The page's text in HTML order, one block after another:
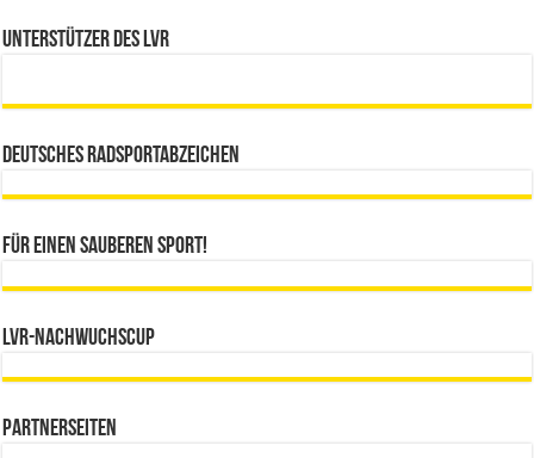
Unterstützer des LVR
Deutsches Radsportabzeichen
Für einen sauberen Sport!
LVR-Nachwuchscup
Partnerseiten